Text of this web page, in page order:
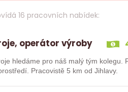
16 pracovních nabídek:
operátor výroby
hledáme pro náš malý tým kolegu.
Pracovistě 5 km od Jihlavy.